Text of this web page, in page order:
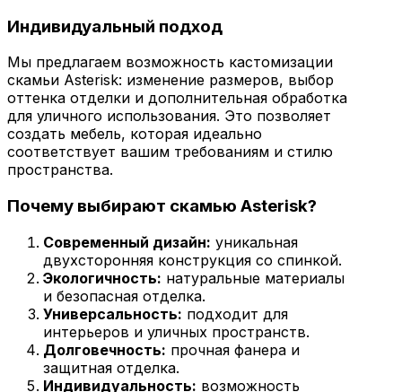
Индивидуальный подход
Мы предлагаем возможность кастомизации
скамьи Asterisk: изменение размеров, выбор
оттенка отделки и дополнительная обработка
для уличного использования. Это позволяет
создать мебель, которая идеально
соответствует вашим требованиям и стилю
пространства.
Почему выбирают скамью Asterisk?
Современный дизайн: уникальная
двухсторонняя конструкция со спинкой.
Экологичность: натуральные материалы
и безопасная отделка.
Универсальность: подходит для
интерьеров и уличных пространств.
Долговечность: прочная фанера и
защитная отделка.
Индивидуальность: возможность